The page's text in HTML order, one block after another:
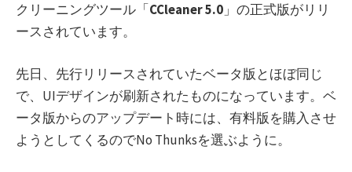
クリーニングツール「CCleaner 5.0 」の正式版がリリ
ースされています。
先日、先行リリースされていたベータ版とほぼ同じ
で、UIデザインが刷新されたものになっています。ベ
ータ版からのアップデート時には、有料版を購入させ
ようとしてくるのでNo Thunksを選ぶように。